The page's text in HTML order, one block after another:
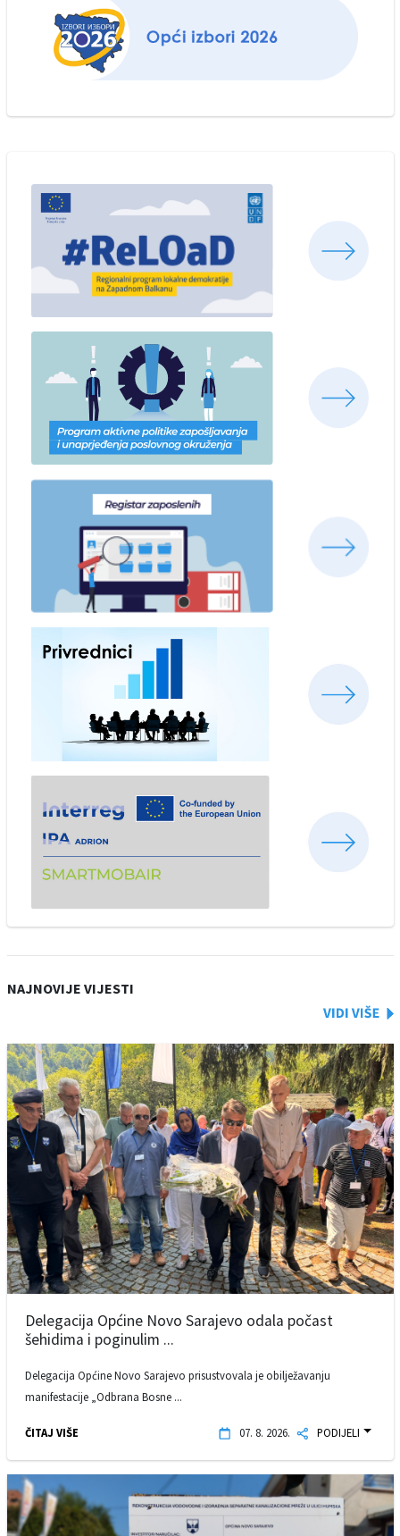
NAJNOVIJE VIJESTI
Delegacija Općine Novo Sarajevo odala počast
šehidima i poginulim ...
Delegacija Općine Novo Sarajevo prisustvovala je obilježavanju
manifestacije „Odbrana Bosne ...
ČITAJ VIŠE 07. 8. 2026. PODIJELI